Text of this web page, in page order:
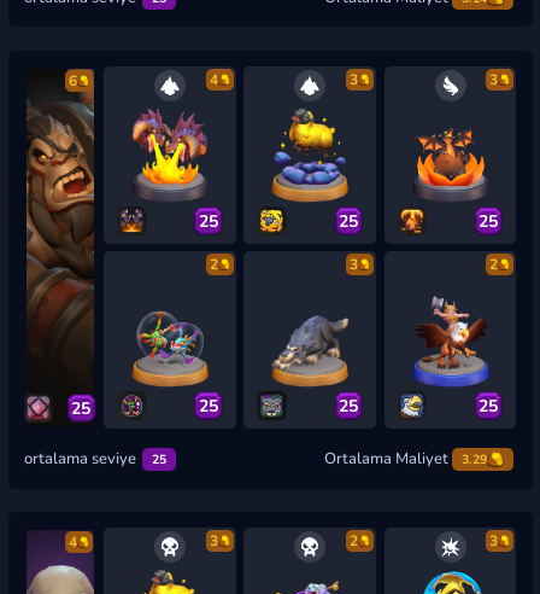
6
25
4
25
3
25
3
25
2
25
3
25
2
25
ortalama seviye 25 Ortalama Maliyet 3.29
4 3 2 3